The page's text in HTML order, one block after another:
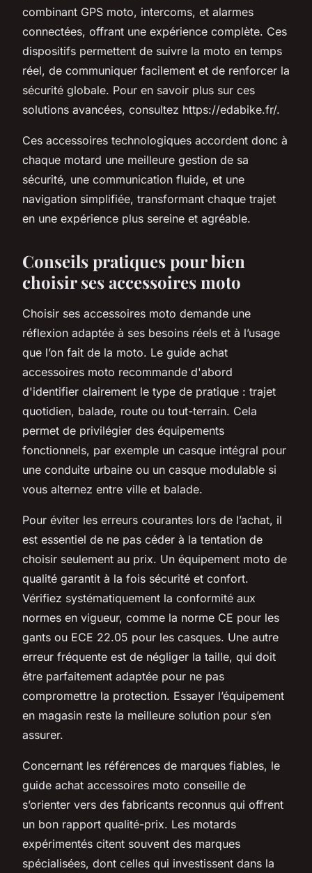
combinant GPS moto, intercoms, et alarmes
connectées, offrant une expérience complète. Ces
dispositifs permettent de suivre la moto en temps
réel, de communiquer facilement et de renforcer la
sécurité globale. Pour en savoir plus sur ces
solutions avancées, consultez https://edabike.fr/.
Ces accessoires technologiques accordent donc à
chaque motard une meilleure gestion de sa
sécurité, une communication fluide, et une
navigation simplifiée, transformant chaque trajet
en une expérience plus sereine et agréable.
Conseils pratiques pour bien
choisir ses accessoires moto
Choisir ses accessoires moto demande une
réflexion adaptée à ses besoins réels et à l’usage
que l’on fait de la moto. Le guide achat
accessoires moto recommande d'abord
d'identifier clairement le type de pratique : trajet
quotidien, balade, route ou tout-terrain. Cela
permet de privilégier des équipements
fonctionnels, par exemple un casque intégral pour
une conduite urbaine ou un casque modulable si
vous alternez entre ville et balade.
Pour éviter les erreurs courantes lors de l’achat, il
est essentiel de ne pas céder à la tentation de
choisir seulement au prix. Un équipement moto de
qualité garantit à la fois sécurité et confort.
Vérifiez systématiquement la conformité aux
normes en vigueur, comme la norme CE pour les
gants ou ECE 22.05 pour les casques. Une autre
erreur fréquente est de négliger la taille, qui doit
être parfaitement adaptée pour ne pas
compromettre la protection. Essayer l’équipement
en magasin reste la meilleure solution pour s’en
assurer.
Concernant les références de marques fiables, le
guide achat accessoires moto conseille de
s’orienter vers des fabricants reconnus qui offrent
un bon rapport qualité-prix. Les motards
expérimentés citent souvent des marques
spécialisées, dont celles qui investissent dans la